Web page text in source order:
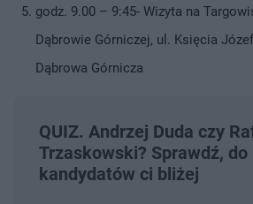
godz. 9.00 – 9:45- Wizyta na
Dąbrowie Górniczej, ul. Księcia
Dąbrowa Górnicza
QUIZ. Andrzej Duda czy
Trzaskowski? Sprawdź,
kandydatów ci bliżej